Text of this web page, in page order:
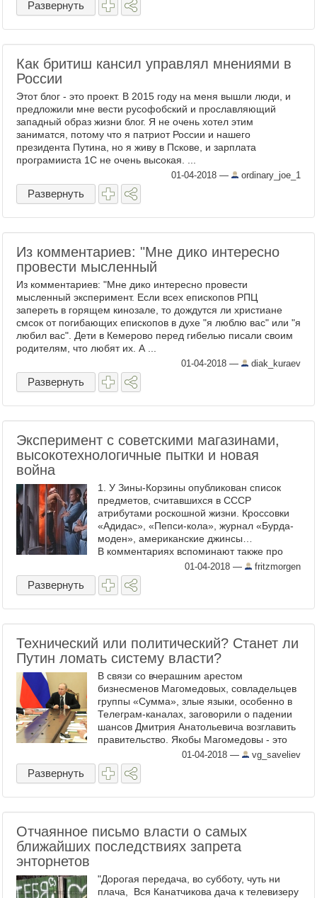
Развернуть
Как бритиш кансил управлял мнениями в
России
Этот блог - это проект. В 2015 году на меня вышли люди, и
предложили мне вести русофобский и прославляющий
западный образ жизни блог. Я не очень хотел этим
заниматся, потому что я патриот России и нашего
президента Путина, но я живу в Пскове, и зарплата
програмииста 1С не очень высокая. ...
01-04-2018 — ordinary_joe_1
Развернуть
Из комментариев: "Мне дико интересно
провести мысленный
Из комментариев: "Мне дико интересно провести
мысленный эксперимент. Если всех епископов РПЦ
запереть в горящем кинозале, то дождутся ли христиане
смсок от погибающих епископов в духе "я люблю вас" или "я
любил вас". Дети в Кемерово перед гибелью писали своим
родителям, что любят их. А ...
01-04-2018 — diak_kuraev
Развернуть
Эксперимент с советскими магазинами,
высокотехнологичные пытки и новая
война
1. У Зины-Корзины опубликован список
предметов, считавшихся в СССР
атрибутами роскошной жизни. Кроссовки
«Адидас», «Пепси-кола», журнал «Бурда-
моден», американские джинсы…
В комментариях вспоминают также про
сигареты «Мальборо», двухкассетные
магнитофоны и карандаши «кохинор». ...
01-04-2018 — fritzmorgen
Развернуть
Технический или политический? Станет ли
Путин ломать систему власти?
В связи со вчерашним арестом
бизнесменов Магомедовых, совладельцев
группы «Сумма», злые языки, особенно в
Телеграм-каналах, заговорили о падении
шансов Дмитрия Анатольевича возглавить
правительство. Якобы Магомедовы - это
Дворкович. А Дворкович – это Медведев. В
более широком ...
01-04-2018 — vg_saveliev
Развернуть
Отчаянное письмо власти о самых
ближайших последствиях запрета
энторнетов
"Дорогая передача, во субботу, чуть ни
плача, Вся Канатчикова дача к телевизеру